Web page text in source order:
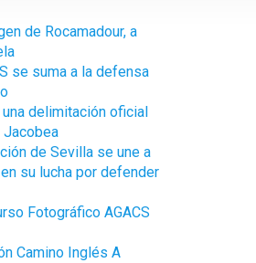
de Rocamadour, a
se suma a la defensa
una delimitación oficial
Jacobea
de Sevilla se une a
en su lucha por defender
Fotográfico AGACS
Camino Inglés A